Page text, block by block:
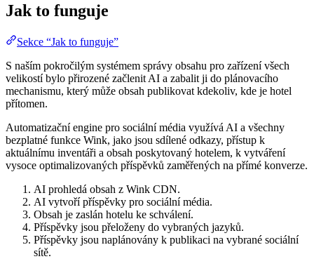
Jak to funguje
Sekce “Jak to funguje”
S naším pokročilým systémem správy obsahu pro zařízení všech
velikostí bylo přirozené začlenit AI a zabalit ji do plánovacího
mechanismu, který může obsah publikovat kdekoliv, kde je hotel
přítomen.
Automatizační engine pro sociální média využívá AI a všechny
bezplatné funkce Wink, jako jsou sdílené odkazy, přístup k
aktuálnímu inventáři a obsah poskytovaný hotelem, k vytváření
vysoce optimalizovaných příspěvků zaměřených na přímé konverze.
AI prohledá obsah z Wink CDN.
AI vytvoří příspěvky pro sociální média.
Obsah je zaslán hotelu ke schválení.
Příspěvky jsou přeloženy do vybraných jazyků.
Příspěvky jsou naplánovány k publikaci na vybrané sociální
sítě.